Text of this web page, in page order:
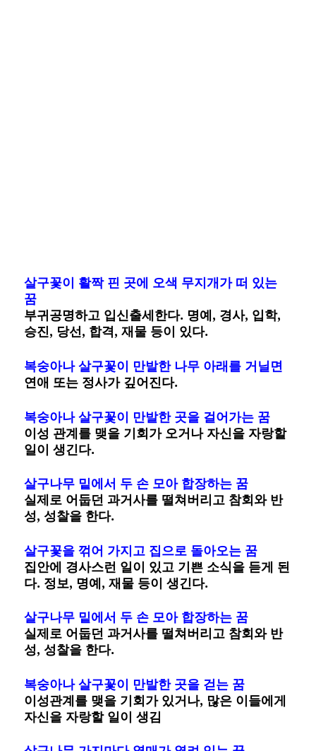
살구꽃이 활짝 핀 곳에 오색 무지개가 떠 있는
꿈
부귀공명하고 입신출세한다. 명예, 경사, 입학,
승진, 당선, 합격, 재물 등이 있다.
복숭아나 살구꽃이 만발한 나무 아래를 거닐면
연애 또는 정사가 깊어진다.
복숭아나 살구꽃이 만발한 곳을 걸어가는 꿈
이성 관계를 맺을 기회가 오거나 자신을 자랑할
일이 생긴다.
살구나무 밑에서 두 손 모아 합장하는 꿈
실제로 어둡던 과거사를 떨쳐버리고 참회와 반
성, 성찰을 한다.
살구꽃을 꺾어 가지고 집으로 돌아오는 꿈
집안에 경사스런 일이 있고 기쁜 소식을 듣게 된
다. 정보, 명예, 재물 등이 생긴다.
살구나무 밑에서 두 손 모아 합장하는 꿈
실제로 어둡던 과거사를 떨쳐버리고 참회와 반
성, 성찰을 한다.
복숭아나 살구꽃이 만발한 곳을 걷는 꿈
이성관계를 맺을 기회가 있거나, 많은 이들에게
자신을 자랑할 일이 생김